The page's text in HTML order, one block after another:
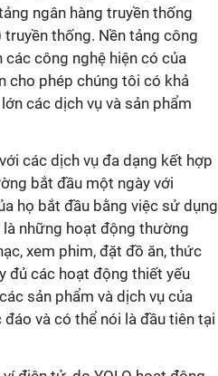
ngân hàng truyền thống
thống. Nền tảng công
công nghệ hiện có của
cho phép chúng tôi có khả
các dịch vụ và sản phẩm
các dịch vụ đa dạng kết hợp
bắt đầu một ngày với
họ bắt đầu bằng việc sử dụng
là những hoạt động thường
xem phim, đặt đồ ăn, thức
đủ các hoạt động thiết yếu
sản phẩm và dịch vụ của
và có thể nói là đầu tiên tại